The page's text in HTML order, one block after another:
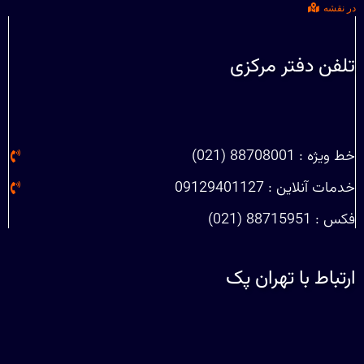
در نقشه
تلفن دفتر مرکزی
خط ویژه : 88708001 (021)
خدمات آنلاین : 09129401127
فکس : 88715951 (021)
ارتباط با تهران پک